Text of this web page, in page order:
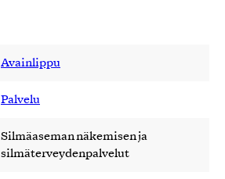
Avainlippu
Palvelu
Silmäaseman näkemisen ja
silmäterveydenpalvelut